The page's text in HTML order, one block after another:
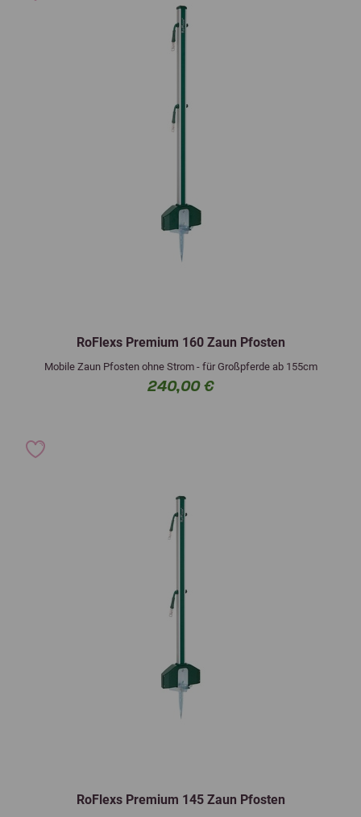
RoFlexs Premium 160 Zaun Pfosten
Mobile Zaun Pfosten ohne Strom - für Großpferde ab 155cm
240,00 €
RoFlexs Premium 145 Zaun Pfosten